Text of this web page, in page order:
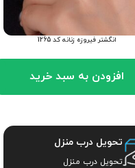
انگشتر فیروزه زنانه کد 1265
افزودن به سبد خرید
تحویل درب منزل
تحویل درب منزل